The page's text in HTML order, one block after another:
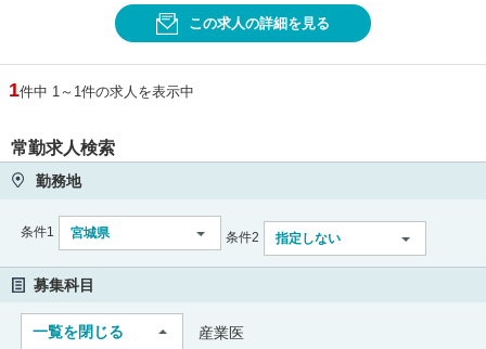
この求人の詳細を見る
1件中 1～1件の求人を表示中
常勤求人検索
勤務地
条件1 宮城県 条件2 指定しない
募集科目
一覧を閉じる 産業医